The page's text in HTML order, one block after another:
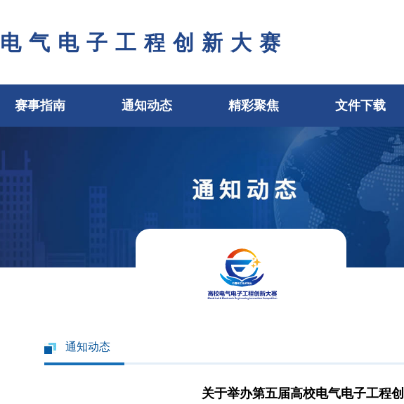
气电子工程创新大赛
赛事指南 通知动态 精彩聚焦 文件下载
通知动态
关于举办第五届高校电气电子工程